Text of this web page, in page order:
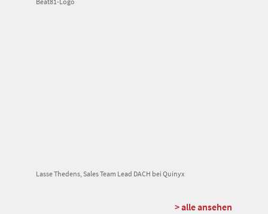
Lasse Thedens, Sales Team Lead DACH bei Quinyx
> alle ansehen